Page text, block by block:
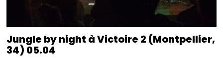
Jungle by night à Victoire 2 (Montpellier,
34) 05.04